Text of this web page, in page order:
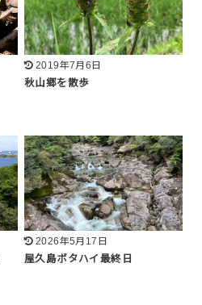
2019年7月6日
秋山郷を散歩
2026年5月17日
屋久島ボタハイ最終日